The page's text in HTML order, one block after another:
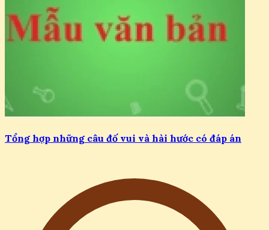
Tổng hợp những câu đố vui và hài hước có đáp án